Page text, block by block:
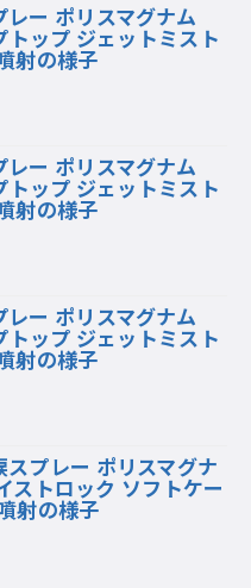
ー ポリスマグナム
ップ ジェットミスト
射の様子
ー ポリスマグナム
ップ ジェットミスト
射の様子
ー ポリスマグナム
ップ ジェットミスト
射の様子
プレー ポリスマグナ
ストロック ソフトケー
射の様子